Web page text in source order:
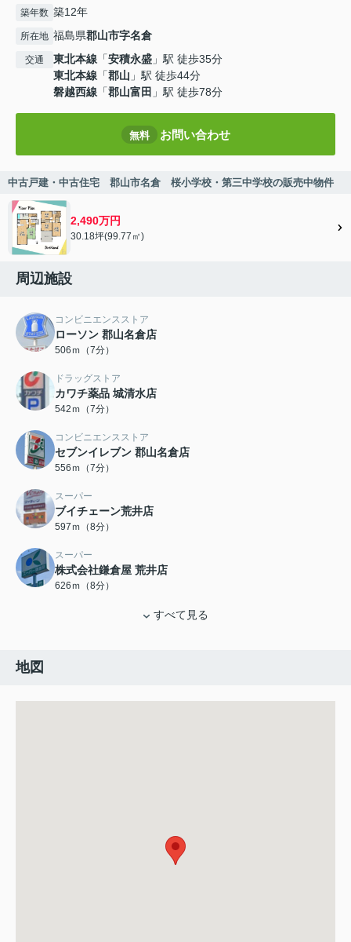
築年数 築12年
所在地 福島県郡山市字名倉
交通 東北本線 「安積永盛 」駅 徒歩35分
東北本線 「郡山 」駅 徒歩44分
磐越西線 「郡山富田 」駅 徒歩78分
無料 お問い合わせ
中古戸建・中古住宅 郡山市名倉 桜小学校・第三中学校の販売中物件
2,490万円
30.18坪(99.77㎡)
周辺施設
コンビニエンスストア
ローソン 郡山名倉店
506ｍ（7分）
ドラッグストア
カワチ薬品 城清水店
542ｍ（7分）
コンビニエンスストア
セブンイレブン 郡山名倉店
556ｍ（7分）
スーパー
ブイチェーン荒井店
597ｍ（8分）
スーパー
株式会社鎌倉屋 荒井店
626ｍ（8分）
すべて見る
地図